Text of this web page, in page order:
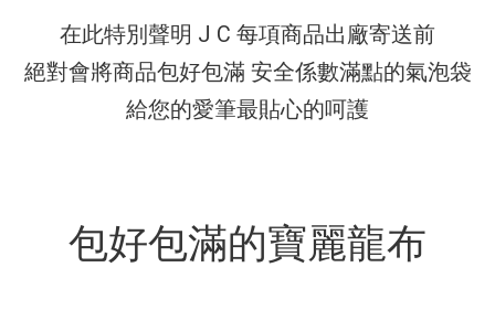
在此特別聲明 J C 每項商品出廠寄送前
絕對會將商品包好包滿 安全係數滿點的氣泡袋
給您的愛筆最貼心的呵護
包好包滿的寶麗龍布